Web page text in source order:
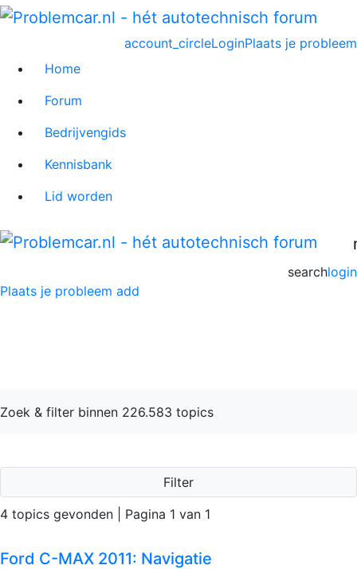
Plaats je probleem
account_circleLogin
Home
Forum
Bedrijvengids
Kennisbank
Lid worden
login
search
Plaats je probleem add
Zoek & filter binnen 226.583 topics
Filter
4 topics gevonden | Pagina 1 van 1
Ford C-MAX 2011: Navigatie